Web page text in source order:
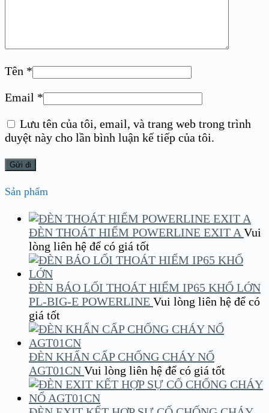
Tên *
Email *
Lưu tên của tôi, email, và trang web trong trình
duyệt này cho lần bình luận kế tiếp của tôi.
Sản phẩm
ĐÈN THOÁT HIỂM POWERLINE EXIT A Vui
lòng liên hệ để có giá tốt
ĐÈN BÁO LỐI THOÁT HIỂM IP65 KHỔ LỚN
PL-BIG-E POWERLINE Vui lòng liên hệ để có
giá tốt
ĐÈN KHẨN CẤP CHỐNG CHÁY NỔ
AGT01CN Vui lòng liên hệ để có giá tốt